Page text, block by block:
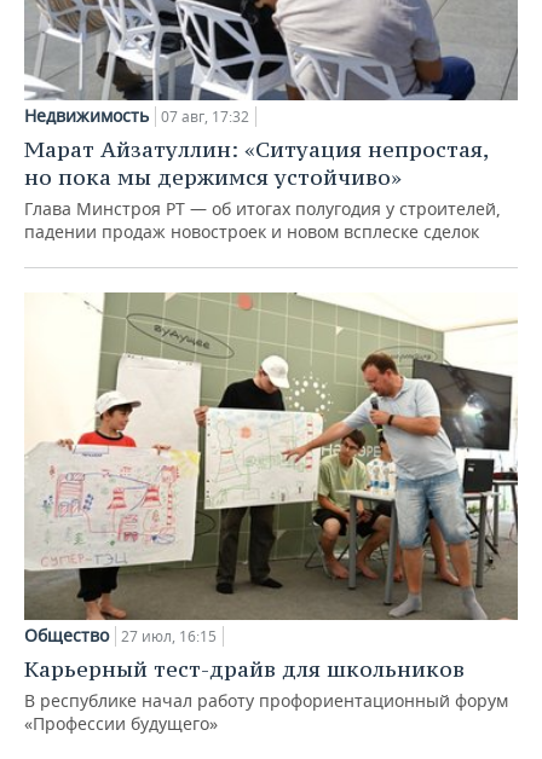
Недвижимость 07 авг, 17:32
Марат Айзатуллин: «Ситуация непростая,
но пока мы держимся устойчиво»
Глава Минстроя РТ — об итогах полугодия у строителей,
падении продаж новостроек и новом всплеске сделок
Общество 27 июл, 16:15
Карьерный тест-драйв для школьников
В республике начал работу профориентационный форум
«Профессии будущего»